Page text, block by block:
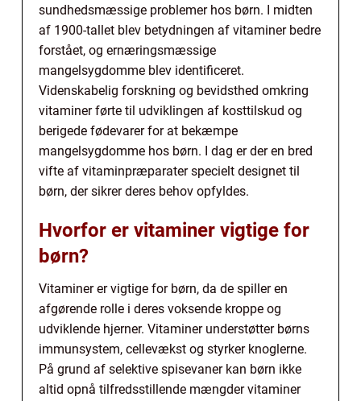
sundhedsmæssige problemer hos børn. I midten
af 1900-tallet blev betydningen af vitaminer bedre
forstået, og ernæringsmæssige
mangelsygdomme blev identificeret.
Videnskabelig forskning og bevidsthed omkring
vitaminer førte til udviklingen af kosttilskud og
berigede fødevarer for at bekæmpe
mangelsygdomme hos børn. I dag er der en bred
vifte af vitaminpræparater specielt designet til
børn, der sikrer deres behov opfyldes.
Hvorfor er vitaminer vigtige for
børn?
Vitaminer er vigtige for børn, da de spiller en
afgørende rolle i deres voksende kroppe og
udviklende hjerner. Vitaminer understøtter børns
immunsystem, cellevækst og styrker knoglerne.
På grund af selektive spisevaner kan børn ikke
altid opnå tilfredsstillende mængder vitaminer